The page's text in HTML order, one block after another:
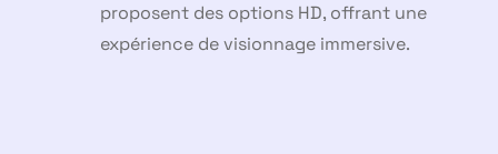
proposent des options HD, offrant une
expérience de visionnage immersive.